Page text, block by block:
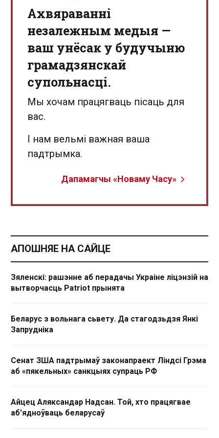
Aхвяраванні
незалежным медыя —
ваш унёсак у будучыню
грамадзянскай
супольнасці.
Мы хочам працягваць пісаць для
вас.
І нам вельмі важная ваша
падтрымка.
Дапамагчы «Новаму Часу»
АПОШНЯЕ НА САЙЦЕ
Зяленскі: рашэнне аб перадачы Украіне ліцэнзій на
вытворчасць Patriot прынята
Беларус з вольнага сьвету. Да стагодзьдзя Янкі
Запрудніка
Сенат ЗША падтрымаў законапраект Ліндсі Грэма
аб «пякельных» санкцыях супраць РФ
Айцец Аляксандар Надсан. Той, хто працягвае
аб'ядноўваць беларусаў